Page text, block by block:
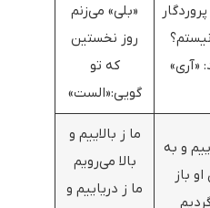
«آری»
«بلی» می‌زنم
روز نخستین
که تو
گویی:«الست»
و به
باز
ما ز بالاییم و
بالا می‌رویم
ما ز دریاییم و